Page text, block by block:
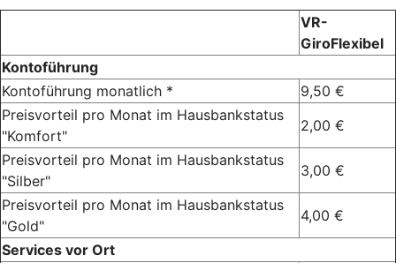
VR-
GiroFlexibel
Kontoführung
Kontoführung monatlich *
9,50 €
Preisvorteil pro Monat im Hausbankstatus
"Komfort"
2,00 €
Preisvorteil pro Monat im Hausbankstatus
"Silber"
3,00 €
Preisvorteil pro Monat im Hausbankstatus
"Gold"
4,00 €
Services vor Ort